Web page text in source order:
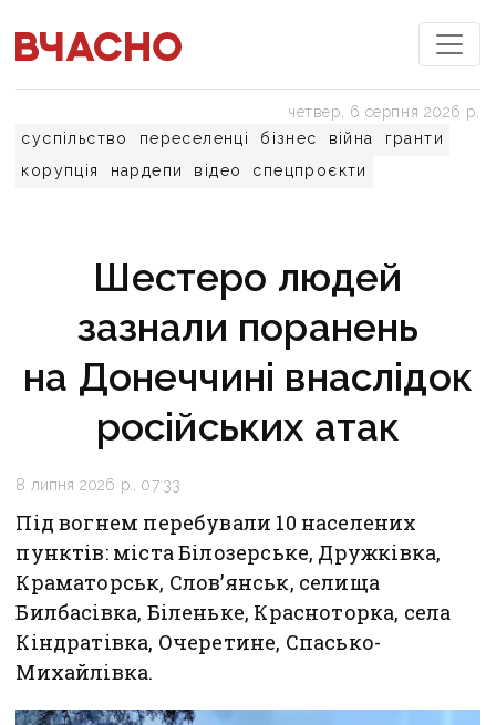
суспільство переселенці бізнес війна
гранти
корупція
нардепи відео спецпроєкти
четвер, 6 серпня 2026 р.
Шестеро людей
зазнали поранень
на Донеччині внаслідок
російських атак
8 липня 2026 р., 07:33
Під вогнем перебували 10 населених
пунктів: міста Білозерське, Дружківка,
Краматорськ, Слов’янськ, селища
Билбасівка, Біленьке, Красноторка, села
Кіндратівка, Очеретине, Спасько-
Михайлівка.